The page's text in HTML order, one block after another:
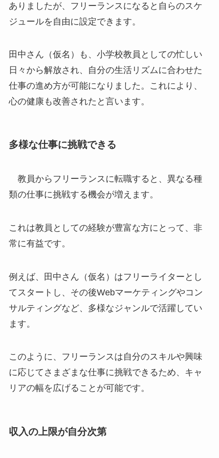
ありましたが、フリーランスになると自らのスケ
ジュールを自由に設定できます。
田中さん（仮名）も、小学校教員としての忙しい
日々から解放され、自分の生活リズムに合わせた
仕事の進め方が可能になりました。これにより、
心の健康も改善されたと言います。
多様な仕事に挑戦できる
教員からフリーランスに転職すると、異なる種
類の仕事に挑戦する機会が増えます。
これは教員としての経験が豊富な方にとって、非
常に有益です。
例えば、田中さん（仮名）はフリーライターとし
てスタートし、その後Webマーケティングやコン
サルティングなど、多様なジャンルで活躍してい
ます。
このように、フリーランスは自分のスキルや興味
に応じてさまざまな仕事に挑戦できるため、キャ
リアの幅を広げることが可能です。
収入の上限が自分次第